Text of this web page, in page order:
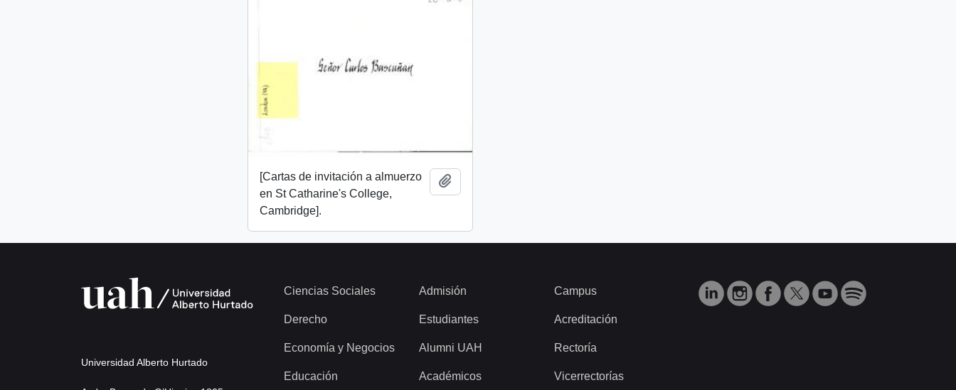
[Cartas de invitación a almuerzo
en St Catharine's College,
Cambridge].
Universidad Alberto Hurtado
Ciencias Sociales
Derecho
Economía y Negocios
Educación
Admisión
Estudiantes
Alumni UAH
Académicos
Campus
Acreditación
Rectoría
Vicerrectorías